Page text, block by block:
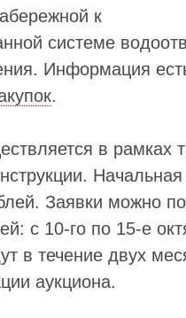
к
системе
Информация
.
в рамках
Заявки можно
с 10-го по 15-е
в течение двух
аукциона.